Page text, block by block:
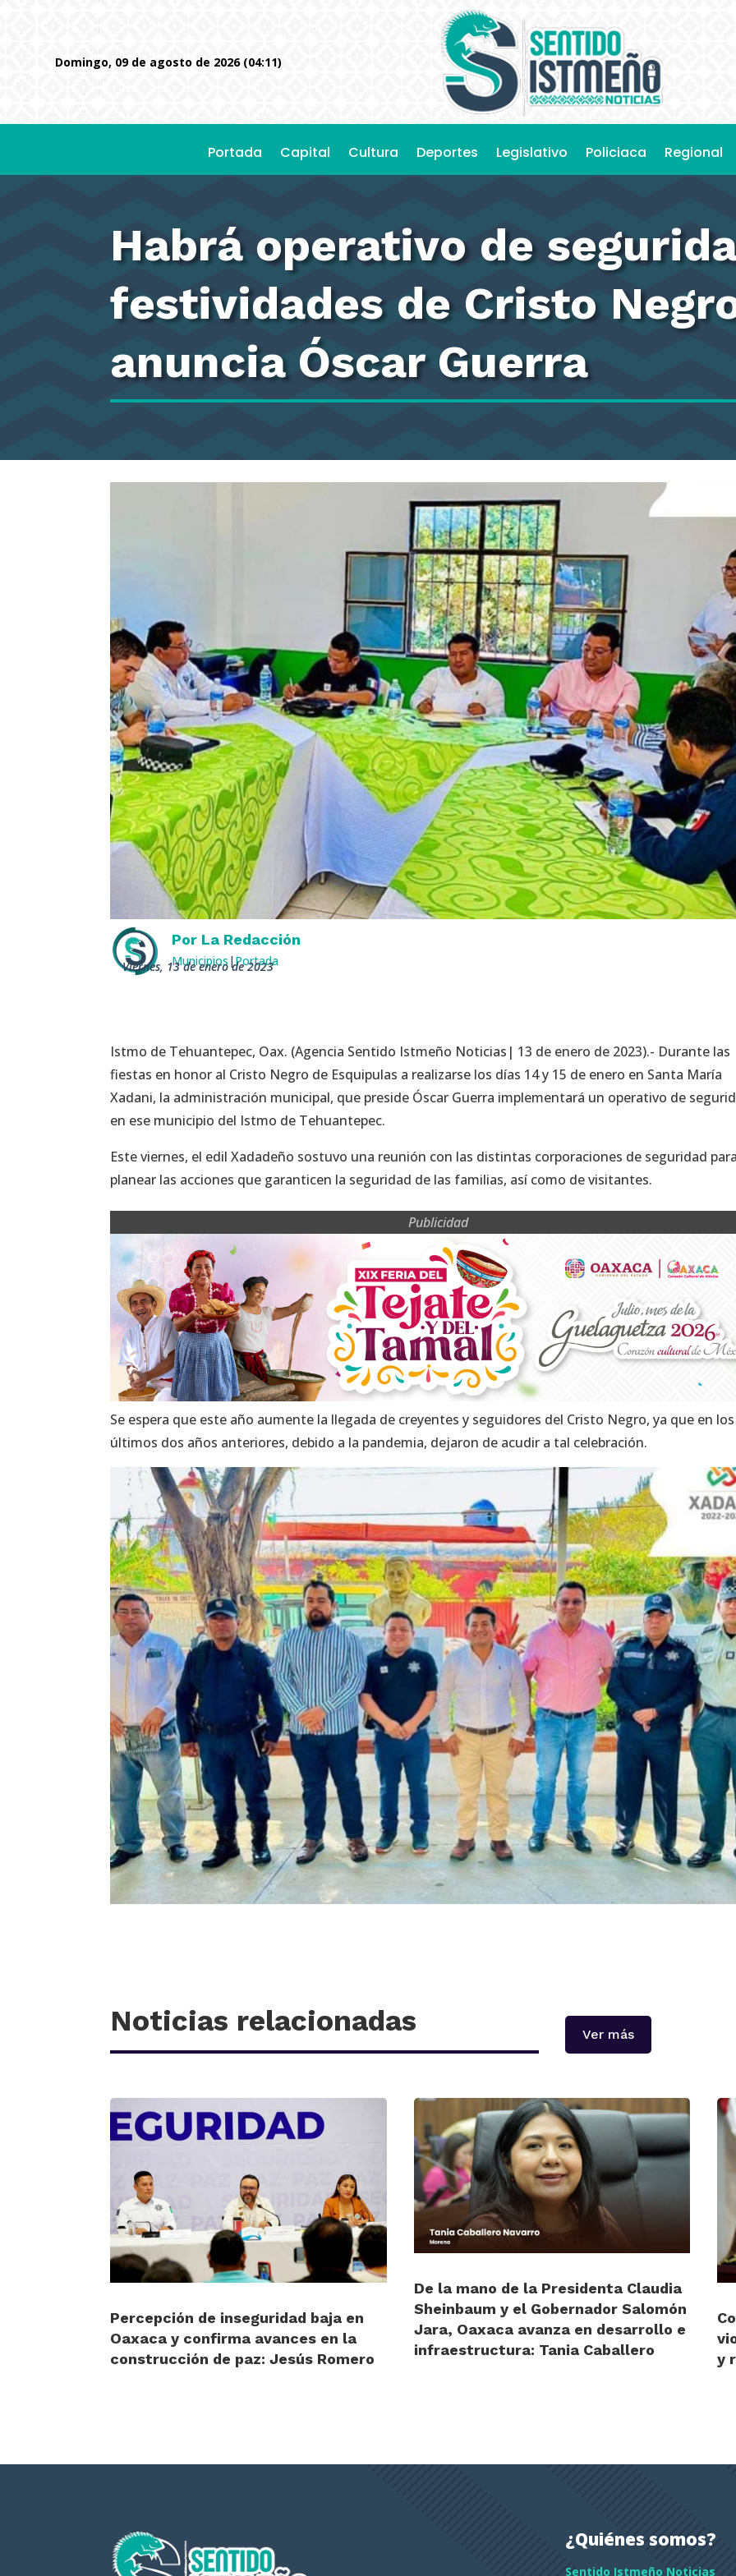
domingo, 09 de agosto de 2026 (04:11)
Portada Capital Cultura Deportes Legislativo Policiaca Regional
Habrá operativo de
festividades de Cristo
anuncia Óscar Guerra
Por La Redacción
Municipios |Portada
viernes, 13 de enero de 2023
Istmo de Tehuantepec, Oax. (Agencia Sentido Istmeño Noticias| 13 de enero de 2023).- Durante las
fiestas en honor al Cristo Negro de Esquipulas a realizarse los días 14 y 15 de enero en Santa María
Xadani, la administración municipal, que preside Óscar Guerra implementará un operativo de
en ese municipio del Istmo de Tehuantepec.
Este viernes, el edil Xadadeño sostuvo una reunión con las distintas corporaciones de seguridad
planear las acciones que garanticen la seguridad de las familias, así como de visitantes.
Publicidad
Se espera que este año aumente la llegada de creyentes y seguidores del Cristo Negro, ya que en los
últimos dos años anteriores, debido a la pandemia, dejaron de acudir a tal celebración.
Noticias relacionadas Ver más
Percepción de inseguridad baja en
Oaxaca y confirma avances en la
construcción de paz: Jesús Romero
De la mano de la Presidenta Claudia
Sheinbaum y el Gobernador Salomón
Jara, Oaxaca avanza en desarrollo e
infraestructura: Tania Caballero
y
¿Quiénes somos?
Sentido Istmeño Noticias